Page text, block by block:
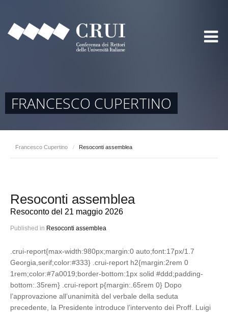
FRANCESCO CUPERTINO
Francesco Cupertino / Resoconti assemblea
Resoconti assemblea
Resoconto del 21 maggio 2026
Published in Resoconti assemblea
.crui-report{max-width:980px;margin:0 auto;font:17px/1.7
Georgia,serif;color:#333} .crui-report h2{margin:2rem 0
1rem;color:#7a0019;border-bottom:1px solid #ddd;padding-
bottom:.35rem} .crui-report p{margin:.65rem 0} Dopo
l’approvazione all’unanimità del verbale della seduta
precedente, la Presidente introduce l’intervento dei Proff. Luigi